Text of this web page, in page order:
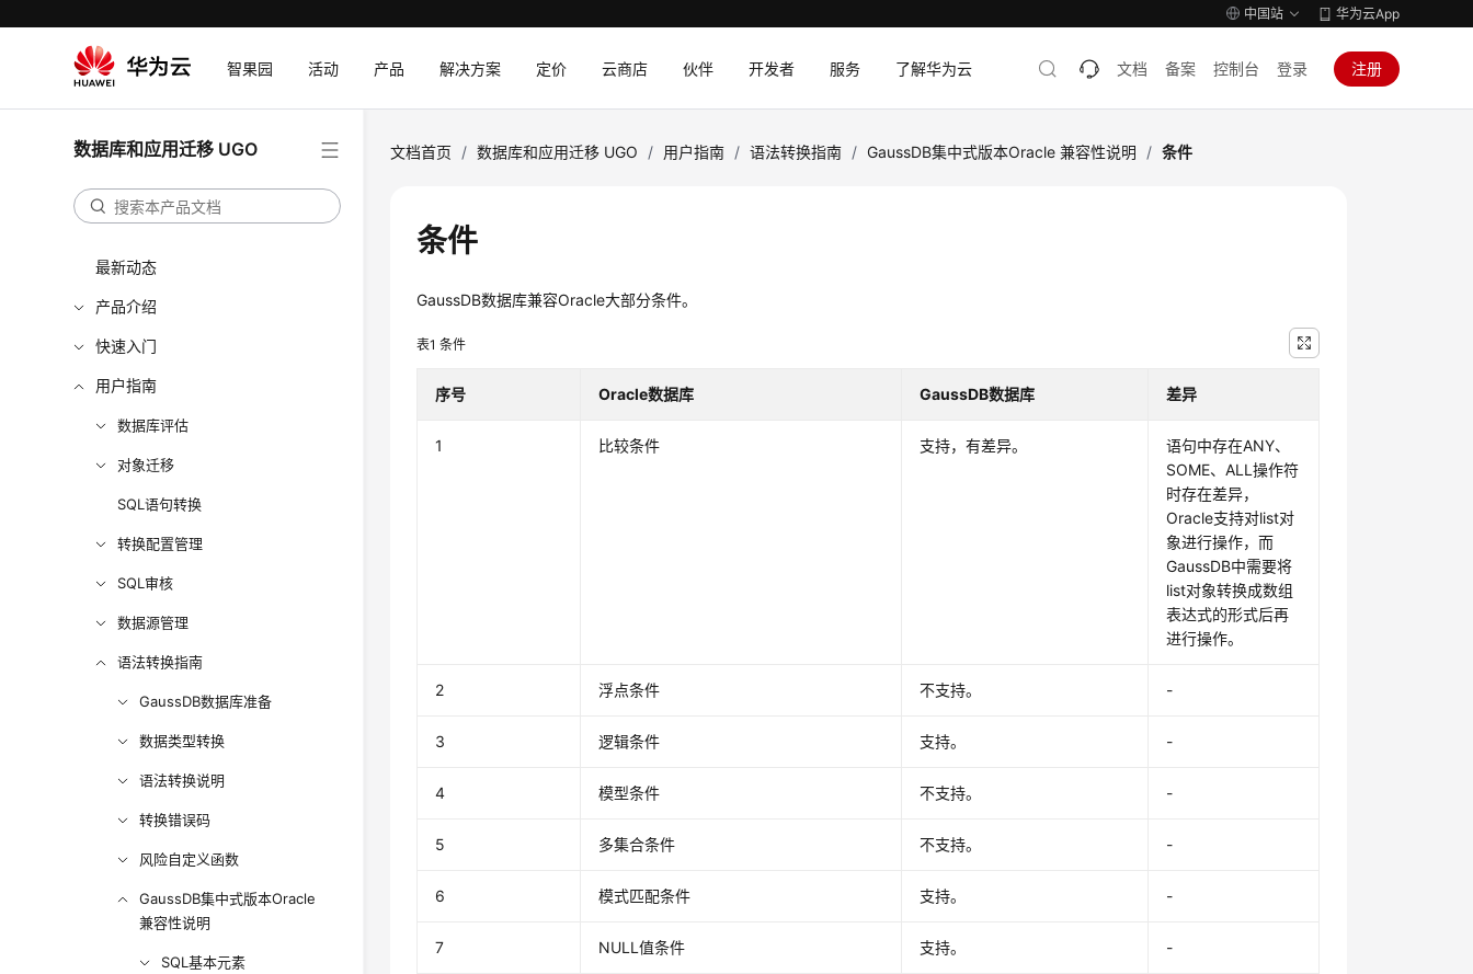
中国站 华为云App
智果园 活动 产品 解决方案 定价 云商店 伙伴 开发者 服务 了解华为云 文档 备案 控制台 登录 注册
数据库和应用迁移 UGO
最新动态
产品介绍
快速入门
用户指南
数据库评估
对象迁移
SQL语句转换
转换配置管理
SQL审核
数据源管理
语法转换指南
GaussDB数据库准备
数据类型转换
语法转换说明
转换错误码
风险自定义函数
GaussDB集中式版本Oracle
兼容性说明
SQL基本元素
文档首页 / 数据库和应用迁移 UGO / 用户指南 / 语法转换指南 / GaussDB集中式版本Oracle 兼容性说明 / 条件
条件
GaussDB数据库兼容Oracle大部分条件。
表1条件
序号 Oracle数据库 GaussDB数据库 差异
1 比较条件 支持，有差异。
语句中存在ANY、
SOME、ALL操作符
时存在差异，
Oracle支持对list对
象进行操作，而
GaussDB中需要将
list对象转换成数组
表达式的形式后再
进行操作。
2 浮点条件 不支持。 -
3 逻辑条件 支持。 -
4 模型条件 不支持。 -
5 多集合条件 不支持。 -
6 模式匹配条件 支持。 -
7 NULL值条件 支持。 -